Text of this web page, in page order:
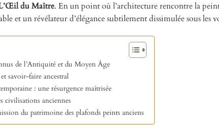
du Maître. En un point où l’architecture rencontre la
et un révélateur d’élégance subtilement dissimulée sous les
de l’Antiquité et du Moyen Âge
savoir-faire ancestral
: une résurgence maîtrisée
civilisations anciennes
du patrimoine des plafonds peints anciens